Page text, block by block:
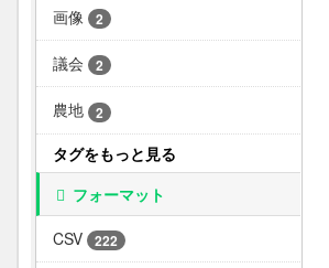
画像 2
議会 2
農地 2
タグをもっと見る
フォーマット
CSV
222